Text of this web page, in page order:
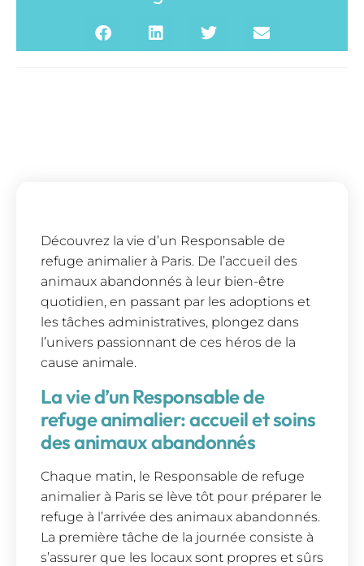
Découvrez la vie d’un Responsable de
refuge animalier à Paris. De l’accueil des
animaux abandonnés à leur bien-être
quotidien, en passant par les adoptions et
les tâches administratives, plongez dans
l’univers passionnant de ces héros de la
cause animale.
La vie d’un Responsable de
refuge animalier: accueil et soins
des animaux abandonnés
Chaque matin, le Responsable de refuge
animalier à Paris se lève tôt pour préparer le
refuge à l’arrivée des animaux abandonnés.
La première tâche de la journée consiste à
s’assurer que les locaux sont propres et sûrs